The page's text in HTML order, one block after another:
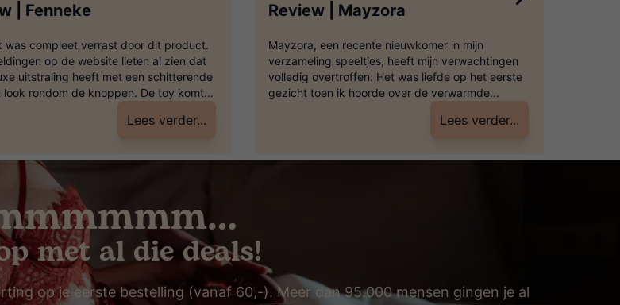
| Fenneke
was compleet verrast door dit product.
op de website lieten al zien dat
uitstraling heeft met een schitterende
look rondom de knoppen. De toy komt
oplaadbaar doosje dat opnieuw een
heeft. Toen de toy eindelijk
Lees verder...
Review | Mayzora
Mayzora, een recente nieuwkomer in mijn
verzameling speeltjes, heeft mijn verwachtingen
volledig overtroffen. Het was liefde op het eerste
gezicht toen ik hoorde over de verwarmde
functie, een kenmerk dat direct mijn aandacht
trok en mijn nieuwsgierigheid wekte. Na mijn
Lees verder...
met al die deals!
op je eerste bestelling (vanaf 60,-). Meer dan 95.000 mensen gingen je al